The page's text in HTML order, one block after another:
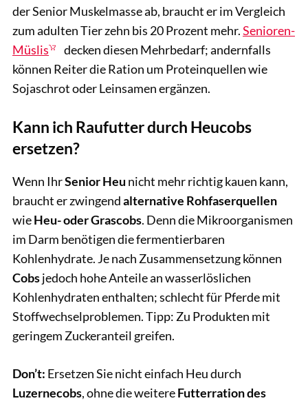
der Senior Muskelmasse ab, braucht er im Vergleich
zum adulten Tier zehn bis 20 Prozent mehr.Senioren-
Müslis
decken diesen Mehrbedarf; andernfalls
können Reiter die Ration um Proteinquellen wie
Sojaschrot oder Leinsamen ergänzen.
Kann ich Raufutter durch Heucobs
ersetzen?
Wenn IhrSeniorHeu nicht mehr richtig kauen kann,
braucht er zwingendalternative Rohfaserquellen
wieHeu- oder Grascobs. Denn die Mikroorganismen
im Darm benötigen die fermentierbaren
Kohlenhydrate. Je nach Zusammensetzung können
Cobsjedoch hohe Anteile an wasserlöslichen
Kohlenhydraten enthalten; schlecht für Pferde mit
Stoffwechselproblemen. Tipp: Zu Produkten mit
geringem Zuckeranteil greifen.
Don’t: Ersetzen Sie nicht einfach Heu durch
Luzernecobs, ohne die weitereFutterration des